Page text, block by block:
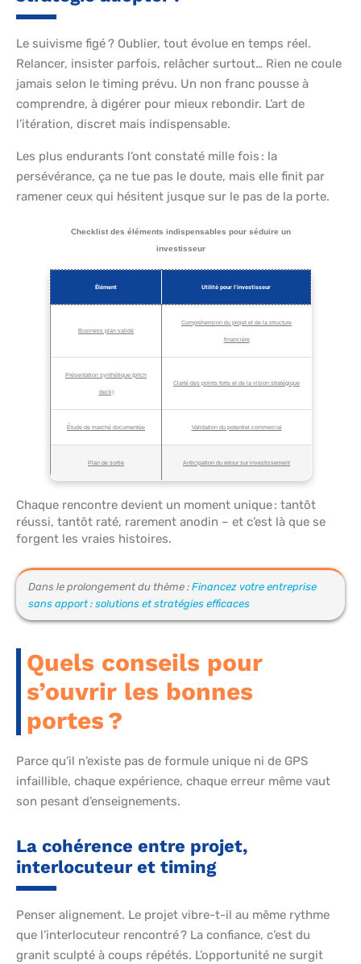
Le suivisme figé ? Oublier, tout évolue en temps réel.
Relancer, insister parfois, relâcher surtout… Rien ne coule
jamais selon le timing prévu. Un non franc pousse à
comprendre, à digérer pour mieux rebondir. L’art de
l’itération, discret mais indispensable.
Les plus endurants l’ont constaté mille fois : la
persévérance, ça ne tue pas le doute, mais elle finit par
ramener ceux qui hésitent jusque sur le pas de la porte.
Checklist des éléments indispensables pour séduire un
investisseur
Élément Utilité pour l’investisseur
Business plan validé
Compréhension du projet et de la structure
financière
Présentation synthétique (pitch
deck)
Clarté des points forts et de la vision stratégique
Étude de marché documentée Validation du potentiel commercial
Plan de sortie Anticipation du retour sur investissement
Chaque rencontre devient un moment unique : tantôt
réussi, tantôt raté, rarement anodin – et c’est là que se
forgent les vraies histoires.
Dans le prolongement du thème : Financez votre entreprise
sans apport : solutions et stratégies efficaces
Quels conseils pour
s’ouvrir les bonnes
portes ?
Parce qu’il n’existe pas de formule unique ni de GPS
infaillible, chaque expérience, chaque erreur même vaut
son pesant d’enseignements.
La cohérence entre projet,
interlocuteur et timing
Penser alignement. Le projet vibre-t-il au même rythme
que l’interlocuteur rencontré ? La confiance, c’est du
granit sculpté à coups répétés. L’opportunité ne surgit